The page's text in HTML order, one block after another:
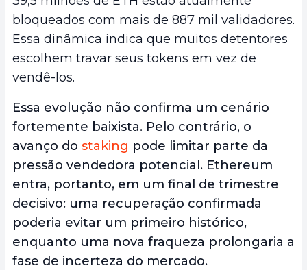
bloqueados com mais de 887 mil validadores.
Essa dinâmica indica que muitos detentores
escolhem travar seus tokens em vez de
vendê-los.
Essa evolução não confirma um cenário
fortemente baixista. Pelo contrário, o
avanço do staking pode limitar parte da
pressão vendedora potencial. Ethereum
entra, portanto, em um final de trimestre
decisivo: uma recuperação confirmada
poderia evitar um primeiro histórico,
enquanto uma nova fraqueza prolongaria a
fase de incerteza do mercado.